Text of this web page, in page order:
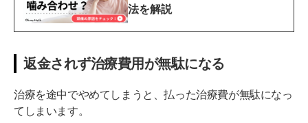
法を解説
返金されず治療費用が無駄になる
治療を途中でやめてしまうと、払った治療費が無駄になっ
てしまいます。